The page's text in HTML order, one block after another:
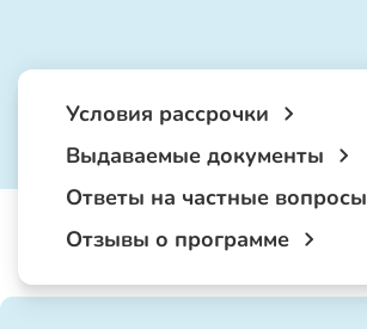
Условия рассрочки
Выдаваемые документы
Ответы на частные вопросы
Отзывы о программе